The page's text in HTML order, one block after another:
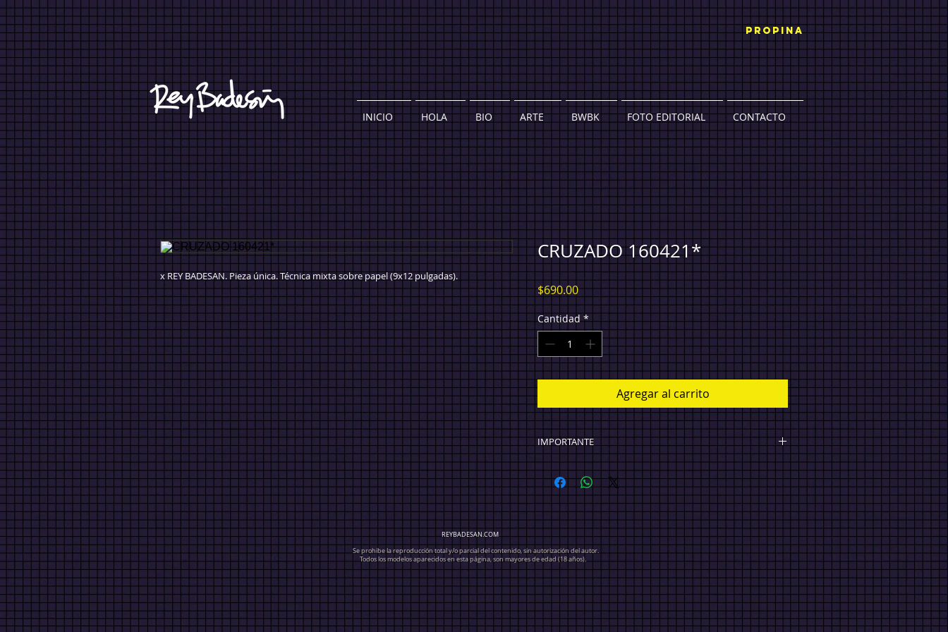
PROPINA
INICIO HOLA BIO ARTE BWBK FOTO EDITORIAL CONTACTO
x REY BADESAN. Pieza única. Técnica mixta sobre papel (9x12 pulgadas).
CRUZADO 160421*
$690.00Precio
Cantidad *
Agregar al carrito
IMPORTANTE
TODOS LOS PRECIOS ESTÁN EN $MXN*Envío en
Ciudad de México $200 (Compra arriba de $2000
ENVÍO GRATIS) Envío en el interior de México $500
(Compra arriba de $2000 ENVÍO GRATIS). Envío
Internacional $1000 (Compra arriba de $4000 ENVÍO
GRATIS).
REYBADESAN.COM
Se prohibe la reproducción total y/o parcial del contenido, sin autorización del autor.
Todos los modelos aparecidos en esta página, son mayores de edad (18 años).